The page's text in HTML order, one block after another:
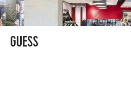
GUESS